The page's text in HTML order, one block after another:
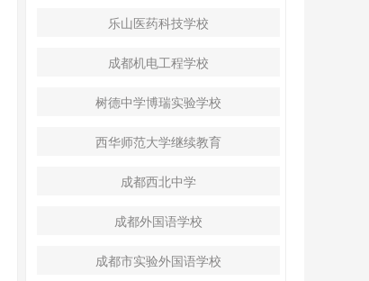
乐山医药科技学校
成都机电工程学校
树德中学博瑞实验学校
西华师范大学继续教育
成都西北中学
成都外国语学校
成都市实验外国语学校